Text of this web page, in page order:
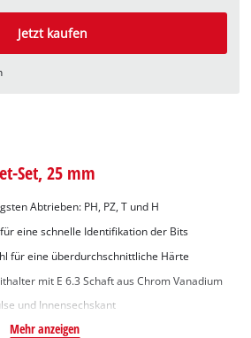
Jetzt kaufen
Set, 25 mm
Abtrieben: PH, PZ, T und H
eine schnelle Identifikation der Bits
für eine überdurchschnittliche Härte
mit E 6.3 Schaft aus Chrom Vanadium
und Innensechskant
Mehr anzeigen